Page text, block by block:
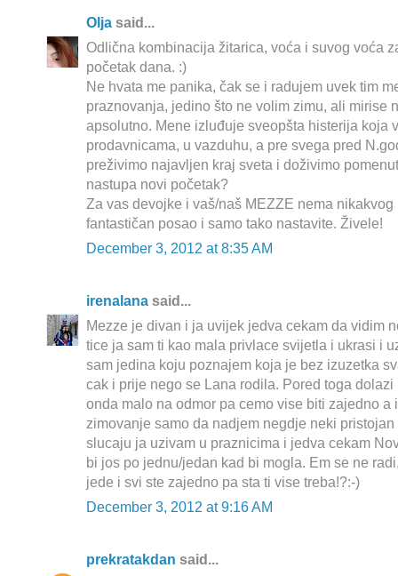
Olja said...
Odlična kombinacija žitarica, voća i suvog voća
početak dana. :)
Ne hvata me panika, čak se i radujem uvek tim
praznovanja, jedino što ne volim zimu, ali mirise
apsolutno. Mene izluđuje sveopšta histerija koja
prodavnicama, u vazduhu, a pre svega pred
preživimo najavljen kraj sveta i doživimo
nastupa novi početak?
Za vas devojke i vaš/naš MEZZE nema nikakvog
fantastičan posao i samo tako nastavite. Živele!
December 3, 2012 at 8:35 AM
irenalana said...
Mezze je divan i ja uvijek jedva cekam da vidim
tice ja sam ti kao mala privlace svijetla i ukrasi i
sam jedina koju poznajem koja je bez izuzetka
cak i prije nego se Lana rodila. Pored toga
onda malo na odmor pa cemo vise biti zajedno a
zimovanje samo da nadjem negdje neki
slucaju ja uzivam u praznicima i jedva cekam
bi jos po jednu/jedan kad bi mogla. Em se ne
jede i svi ste zajedno pa sta ti vise treba!?:-)
December 3, 2012 at 9:16 AM
prekratakdan said...